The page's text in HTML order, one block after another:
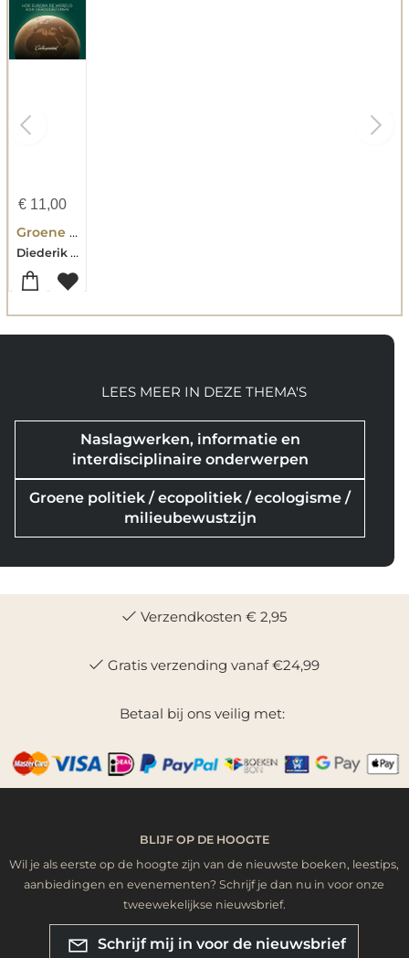
€11,00
Groene supermacht
Diederik Samsom
Naslagwerken, informatie en
interdisciplinaire onderwerpen
Groene politiek / ecopolitiek / ecologisme /
milieubewustzijn
LEES MEER IN DEZE THEMA'S
Verzendkosten € 2,95
Gratis verzending vanaf €24,99
Betaal bij ons veilig met:
BLIJF OP DE HOOGTE
Wil je als eerste op de hoogte zijn van de nieuwste boeken, leestips,
aanbiedingen en evenementen? Schrijf je dan nu in voor onze
tweewekelijkse nieuwsbrief.
Schrijf mij in voor de nieuwsbrief